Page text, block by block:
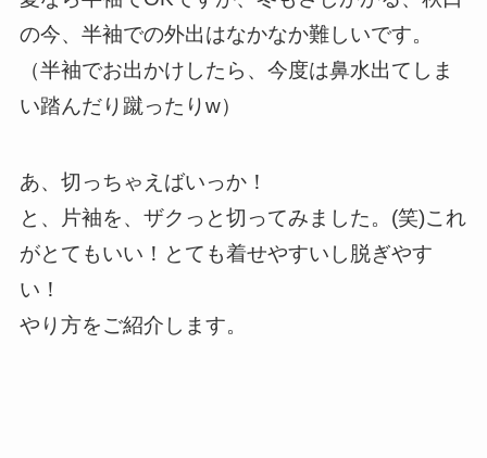
の今、半袖での外出はなかなか難しいです。
（半袖でお出かけしたら、今度は鼻水出てしま
い踏んだり蹴ったりw）
あ、切っちゃえばいっか！
と、片袖を、ザクっと切ってみました。(笑)これ
がとてもいい！とても着せやすいし脱ぎやす
い！
やり方をご紹介します。